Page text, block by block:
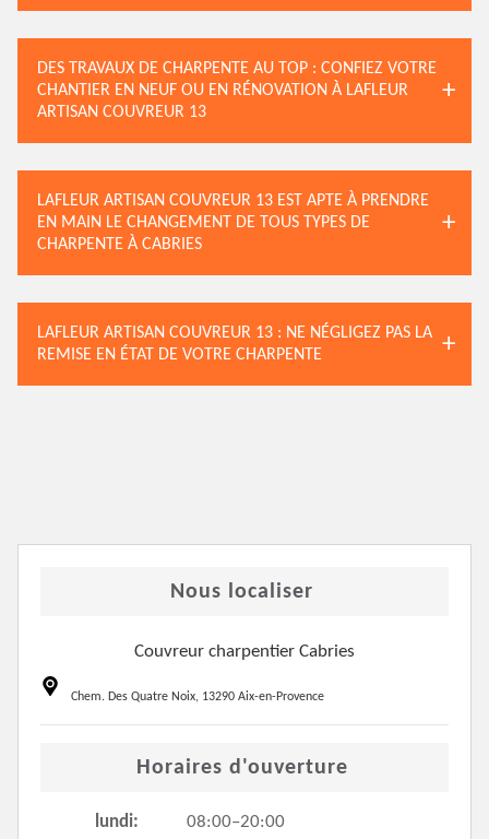
DES TRAVAUX DE CHARPENTE AU TOP : CONFIEZ VOTRE
CHANTIER EN NEUF OU EN RÉNOVATION À LAFLEUR
ARTISAN COUVREUR 13
LAFLEUR ARTISAN COUVREUR 13 EST APTE À PRENDRE
EN MAIN LE CHANGEMENT DE TOUS TYPES DE
CHARPENTE À CABRIES
LAFLEUR ARTISAN COUVREUR 13 : NE NÉGLIGEZ PAS LA
REMISE EN ÉTAT DE VOTRE CHARPENTE
Nous localiser
Couvreur charpentier Cabries
Chem. Des Quatre Noix, 13290 Aix-en-Provence
Horaires d'ouverture
lundi:
08:00–20:00